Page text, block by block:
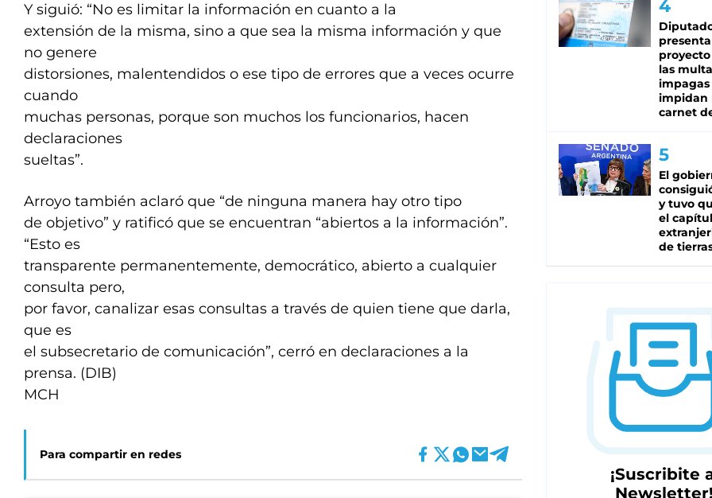
Y siguió: “No es limitar la información en cuanto a la
extensión de la misma, sino a que sea la misma información y que
no genere
distorsiones, malentendidos o ese tipo de errores que a veces ocurre
cuando
muchas personas, porque son muchos los funcionarios, hacen
declaraciones
sueltas”.
Arroyo también aclaró que “de ninguna manera hay otro tipo
de objetivo” y ratificó que se encuentran “abiertos a la información”.
“Esto es
transparente permanentemente, democrático, abierto a cualquier
consulta pero,
por favor, canalizar esas consultas a través de quien tiene que darla,
que es
el subsecretario de comunicación”, cerró en declaraciones a la
prensa. (DIB)
MCH
Para compartir en redes
las
impagas
impidan
carnet
El
y tuvo
el
de
¡Suscribite
Newsletter!